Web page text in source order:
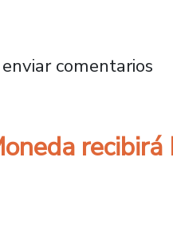
a una nueva
comentarios